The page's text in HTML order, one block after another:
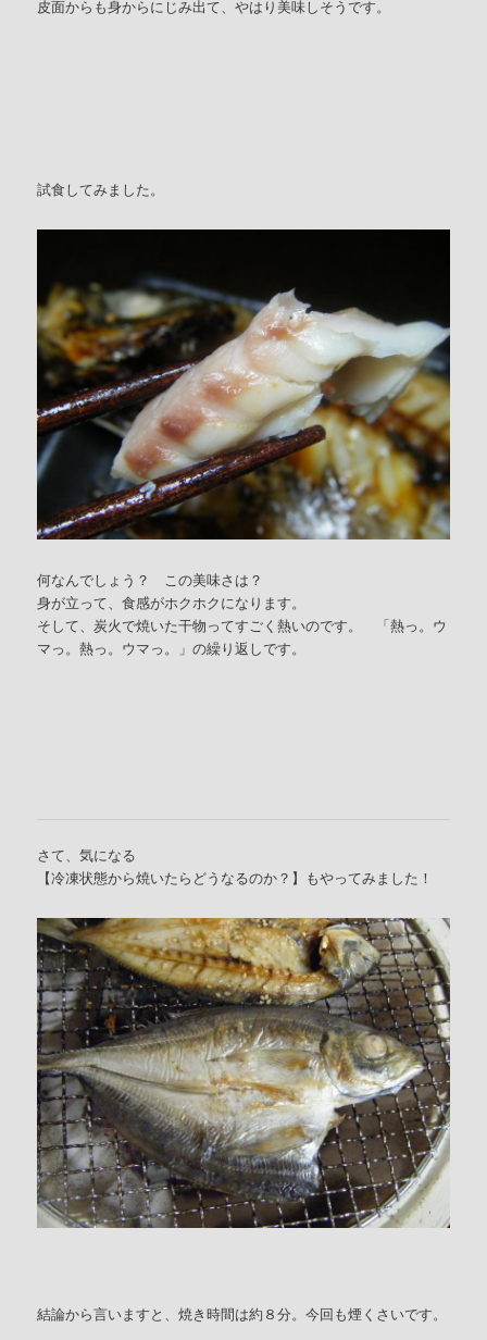
皮面からも身からにじみ出て、やはり美味しそうです。
試食してみました。
何なんでしょう？ この美味さは？
身が立って、食感がホクホクになります。
そして、炭火で焼いた干物ってすごく熱いのです。 「熱っ。ウ
マっ。熱っ。ウマっ。」の繰り返しです。
さて、気になる
【冷凍状態から焼いたらどうなるのか？】もやってみました！
結論から言いますと、焼き時間は約８分。今回も煙くさいです。